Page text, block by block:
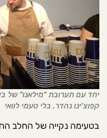
יחד עם תערובת "מילאנו" של
קפוצ'ינו נהדר, בלי טעמי לוואי
בטעימה נקייה של החלב